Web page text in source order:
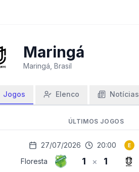
Maringá
Maringá, Brasil
Jogos Elenco Notícias
ÚLTIMOS JOGOS
27/07/2026 20:00 E
Floresta 1 × 1